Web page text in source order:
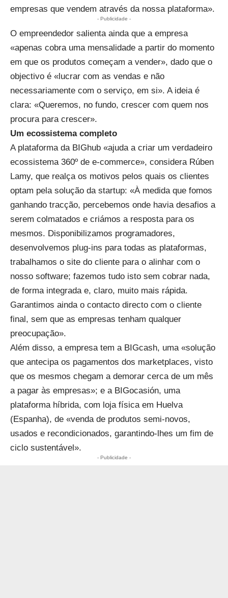
empresas que vendem através da nossa plataforma».
- Publicidade -
O empreendedor salienta ainda que a empresa
«apenas cobra uma mensalidade a partir do momento
em que os produtos começam a vender», dado que o
objectivo é «lucrar com as vendas e não
necessariamente com o serviço, em si». A ideia é
clara: «Queremos, no fundo, crescer com quem nos
procura para crescer».
Um ecossistema completo
A plataforma da BIGhub «ajuda a criar um verdadeiro
ecossistema 360º de e-commerce», considera Rúben
Lamy, que realça os motivos pelos quais os clientes
optam pela solução da startup: «À medida que fomos
ganhando tracção, percebemos onde havia desafios a
serem colmatados e criámos a resposta para os
mesmos. Disponibilizamos programadores,
desenvolvemos plug-ins para todas as plataformas,
trabalhamos o site do cliente para o alinhar com o
nosso software; fazemos tudo isto sem cobrar nada,
de forma integrada e, claro, muito mais rápida.
Garantimos ainda o contacto directo com o cliente
final, sem que as empresas tenham qualquer
preocupação».
Além disso, a empresa tem a BIGcash, uma «solução
que antecipa os pagamentos dos marketplaces, visto
que os mesmos chegam a demorar cerca de um mês
a pagar às empresas»; e a BIGocasión, uma
plataforma híbrida, com loja física em Huelva
(Espanha), de «venda de produtos semi-novos,
usados e recondicionados, garantindo-lhes um fim de
ciclo sustentável».
- Publicidade -